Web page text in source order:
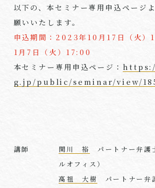
以下の、本セミナー専用申込ページ
願いいたします。
申込期間：2023年10月17日（火）
1月7日（火）17:00
本セミナー専用申込ページ：
g.jp/public/seminar/view/
講師 関川 裕
パートナー弁護
ルオフィス）
高祖 大樹
パートナー弁